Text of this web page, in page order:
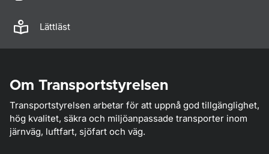
Lättläst
Om Transportstyrelsen
Transportstyrelsen arbetar för att uppnå god tillgänglighet,
hög kvalitet, säkra och miljöanpassade transporter inom
järnväg, luftfart, sjöfart och väg.